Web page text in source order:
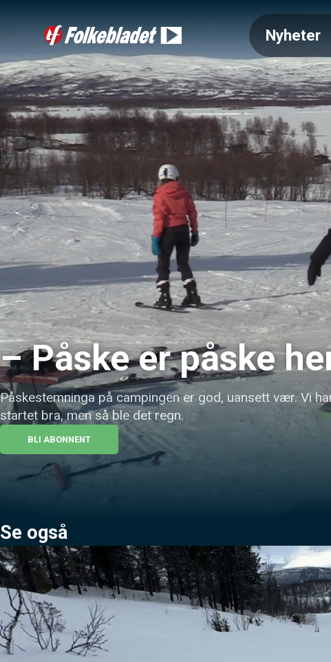
Nyheter
– Påske er påske
Påskestemninga på campingen er god, uansett vær. Vi
startet bra, men så ble det regn.
BLI ABONNENT
Se også